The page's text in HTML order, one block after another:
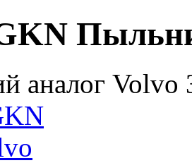
аналог Volvo